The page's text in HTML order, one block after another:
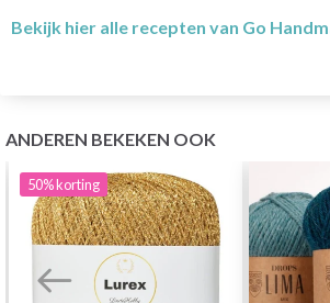
Bekijk hier alle recepten van Go
ANDEREN BEKEKEN OOK
50%korting